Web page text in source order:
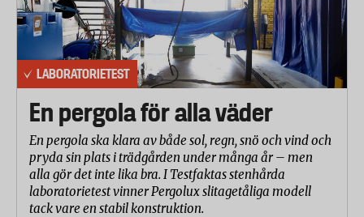
LABORATORIETEST
En pergola för alla väder
En pergola ska klara av både sol, regn, snö och vind och
pryda sin plats i trädgården under många år – men
alla gör det inte lika bra. I Testfaktas stenhårda
laboratorietest vinner Pergolux slitagetåliga modell
tack vare en stabil konstruktion.